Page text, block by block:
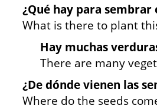
¿Qué hay para sembrar
What is there to plant
Hay muchas
There are many
¿De dónde vienen las
Where do the seeds